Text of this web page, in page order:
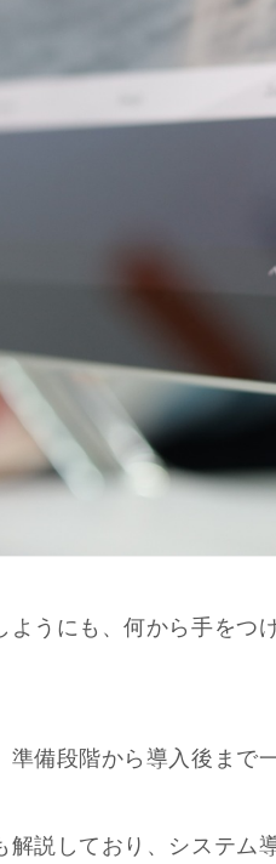
ようにも、何から手をつ
備段階から導入後まで
説しており、システム